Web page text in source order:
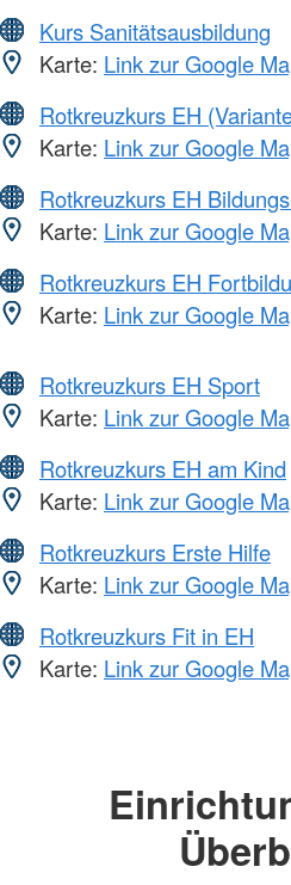
Kurs Sanitätsausbildung
Karte: Link zur Google
Rotkreuzkurs EH
Karte: Link zur Google
Rotkreuzkurs EH
Karte: Link zur Google
Rotkreuzkurs EH
Karte: Link zur Google
Rotkreuzkurs EH Sport
Karte: Link zur Google
Rotkreuzkurs EH am Kind
Karte: Link zur Google
Rotkreuzkurs Erste Hilfe
Karte: Link zur Google
Rotkreuzkurs Fit in EH
Karte: Link zur Google